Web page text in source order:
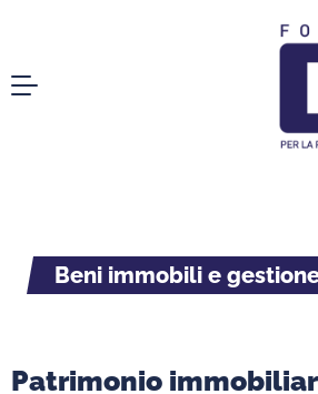
Beni immobili e
Patrimonio